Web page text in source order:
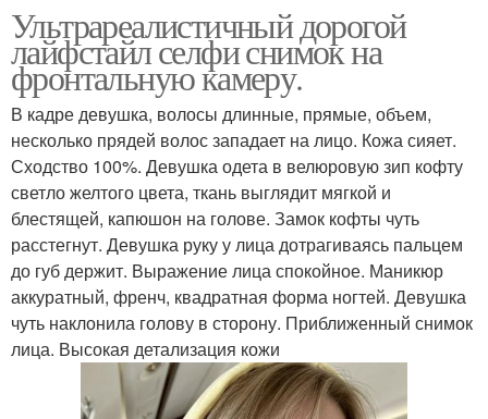
Ультрареалистичный дорогой
лайфстайл селфи снимок на
фронтальную камеру.
В кадре девушка, волосы длинные, прямые, объем,
несколько прядей волос западает на лицо. Кожа сияет.
Сходство 100%. Девушка одета в велюровую зип кофту
светло желтого цвета, ткань выглядит мягкой и
блестящей, капюшон на голове. Замок кофты чуть
расстегнут. Девушка руку у лица дотрагиваясь пальцем
до губ держит. Выражение лица спокойное. Маникюр
аккуратный, френч, квадратная форма ногтей. Девушка
чуть наклонила голову в сторону. Приближенный снимок
лица. Высокая детализация кожи